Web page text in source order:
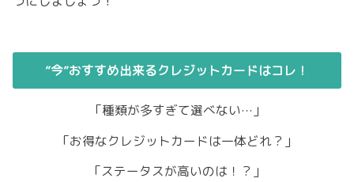
”今”おすすめ出来るクレジットカードはコレ！
「種類が多すぎて選べない…」
「お得なクレジットカードは一体どれ？」
「ステータスが高いのは！？」